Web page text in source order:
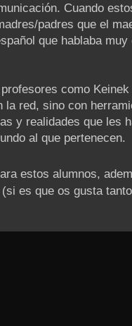
Cuando
padres que el
que hablaba
como
la red, sino con
y realidades que les
al que pertenecen.
estos alumnos,
es que os gusta